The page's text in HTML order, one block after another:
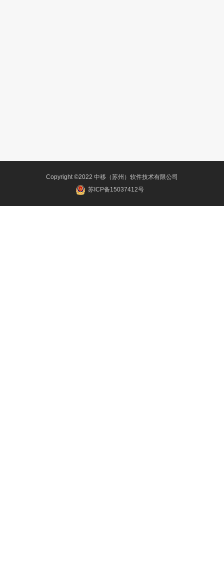
Copyright ©2022 中移（苏州）软件技术有限公司
苏ICP备15037412号